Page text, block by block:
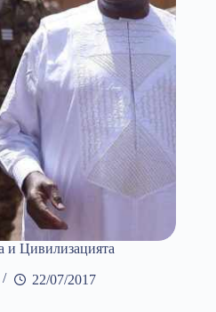
и Цивилизацията
22/07/2017